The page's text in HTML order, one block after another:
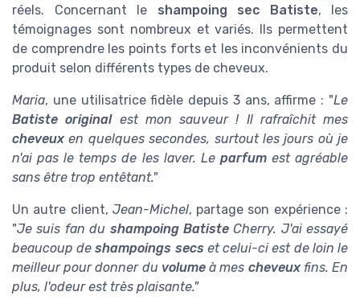
réels. Concernant le shampoing sec Batiste, les
témoignages sont nombreux et variés. Ils permettent
de comprendre les points forts et les inconvénients du
produit selon différents types de cheveux.
Maria, une utilisatrice fidèle depuis 3 ans, affirme : "Le
Batiste originalest mon sauveur ! Il rafraîchit mes
cheveuxen quelques secondes, surtout les jours où je
n'ai pas le temps de les laver. Le parfumest agréable
sans être trop entêtant."
Un autre client, Jean-Michel, partage son expérience :
"Je suis fan du shampoing BatisteCherry. J'ai essayé
beaucoup deshampoings secs et celui-ci est de loin le
meilleur pour donner du volumeà mes cheveuxfins. En
plus, l'odeur est très plaisante."